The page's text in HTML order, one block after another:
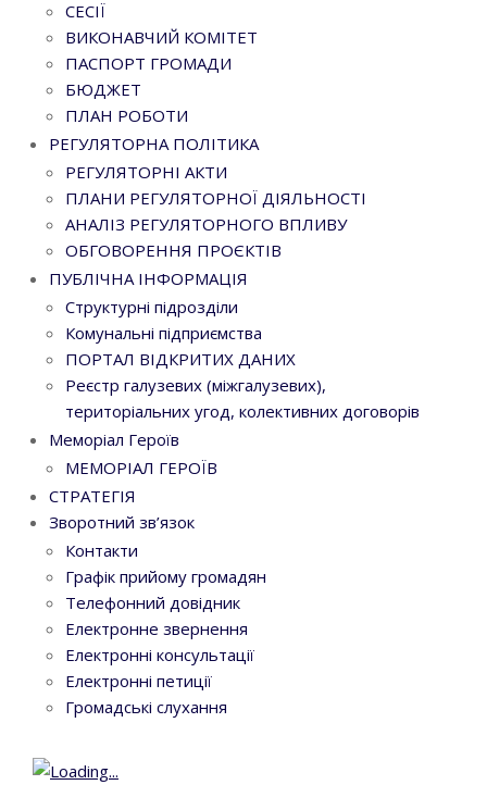
СЕСІЇ
ВИКОНАВЧИЙ КОМІТЕТ
ПАСПОРТ ГРОМАДИ
БЮДЖЕТ
ПЛАН РОБОТИ
РЕГУЛЯТОРНА ПОЛІТИКА
РЕГУЛЯТОРНІ АКТИ
ПЛАНИ РЕГУЛЯТОРНОЇ ДІЯЛЬНОСТІ
АНАЛІЗ РЕГУЛЯТОРНОГО ВПЛИВУ
ОБГОВОРЕННЯ ПРОЄКТІВ
ПУБЛІЧНА ІНФОРМАЦІЯ
Структурні підрозділи
Комунальні підприємства
ПОРТАЛ ВІДКРИТИХ ДАНИХ
Реєстр галузевих (міжгалузевих),
територіальних угод, колективних договорів
Меморіал Героїв
МЕМОРІАЛ ГЕРОЇВ
СТРАТЕГІЯ
Зворотний зв’язок
Контакти
Графік прийому громадян
Телефонний довідник
Електронне звернення
Електронні консультації
Електронні петиції
Громадські слухання